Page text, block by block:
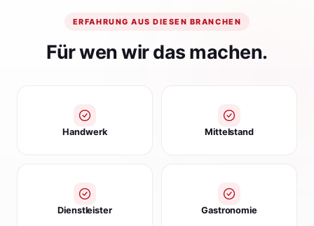
ERFAHRUNG AUS DIESEN BRANCHEN
Für wen wir das machen.
Handwerk Mittelstand
Dienstleister Gastronomie